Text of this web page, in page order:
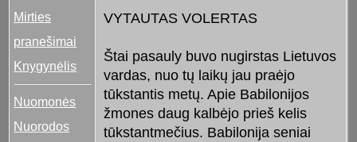
Mirties
pranešimai
Knygynėlis
Nuomonės
Nuorodos
VYTAUTAS VOLERTAS
Štai pasauly buvo nugirstas Lietuvos
vardas, nuo tų laikų jau praėjo
tūkstantis metų. Apie Babilonijos
žmones daug kalbėjo prieš kelis
tūkstantmečius. Babilonija seniai